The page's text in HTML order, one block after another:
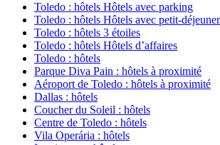
Toledo : hôtels Hôtels avec parking
Toledo : hôtels Hôtels avec petit-
Toledo : hôtels 3 étoiles
Toledo : hôtels Hôtels d’affaires
Toledo : hôtels
Parque Diva Pain : hôtels à proximité
Aéroport de Toledo : hôtels à proximité
Dallas : hôtels
Coucher du Soleil : hôtels
Centre de Toledo : hôtels
Vila Operária : hôtels